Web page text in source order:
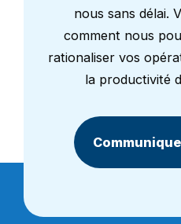
nous sans délai.
comment nous
rationaliser vos
la productivité